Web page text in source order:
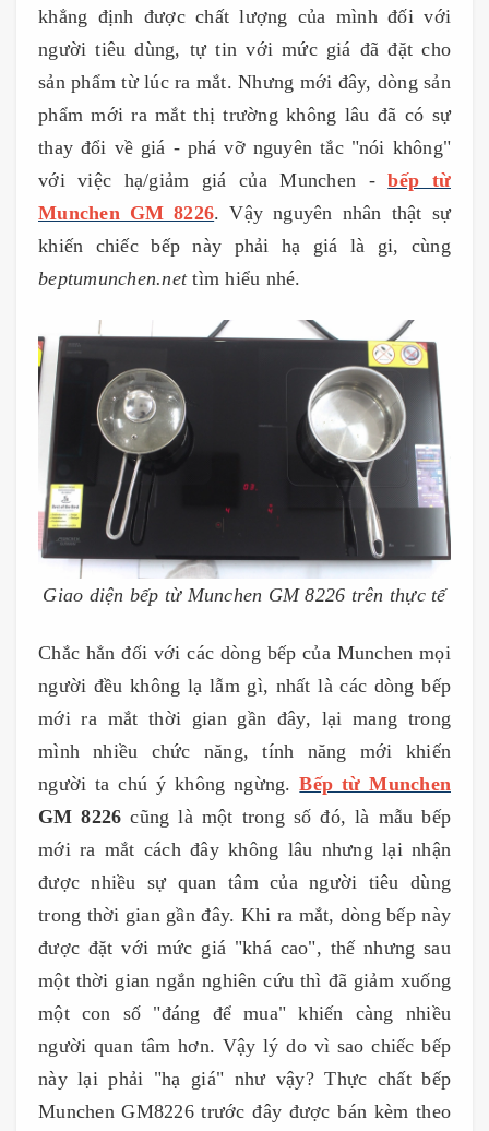
khẳng định được chất lượng của mình đối với
người tiêu dùng, tự tin với mức giá đã đặt cho
sản phẩm từ lúc ra mắt. Nhưng mới đây, dòng sản
phẩm mới ra mắt thị trường không lâu đã có sự
thay đổi về giá - phá vỡ nguyên tắc "nói không"
với việc hạ/giảm giá của Munchen -bếp từ
Munchen GM 8226. Vậy nguyên nhân thật sự
khiến chiếc bếp này phải hạ giá là gi, cùng
beptumunchen.nettìm hiểu nhé.
Giao diện bếp từ Munchen GM 8226 trên thực tế
Chắc hẳn đối với các dòng bếp của Munchen mọi
người đều không lạ lẫm gì, nhất là các dòng bếp
mới ra mắt thời gian gần đây, lại mang trong
mình nhiều chức năng, tính năng mới khiến
người ta chú ý không ngừng. Bếp từ Munchen
GM 8226 cũng là một trong số đó, là mẫu bếp
mới ra mắt cách đây không lâu nhưng lại nhận
được nhiều sự quan tâm của người tiêu dùng
trong thời gian gần đây. Khi ra mắt, dòng bếp này
được đặt với mức giá "khá cao", thế nhưng sau
một thời gian ngắn nghiên cứu thì đã giảm xuống
một con số "đáng để mua" khiến càng nhiều
người quan tâm hơn. Vậy lý do vì sao chiếc bếp
này lại phải "hạ giá" như vậy? Thực chất bếp
Munchen GM8226 trước đây được bán kèm theo